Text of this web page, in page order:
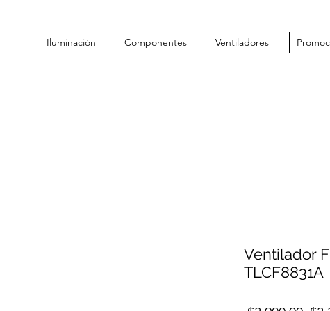
Iluminación Componentes Ventiladores
Ventilador
TLCF8831A